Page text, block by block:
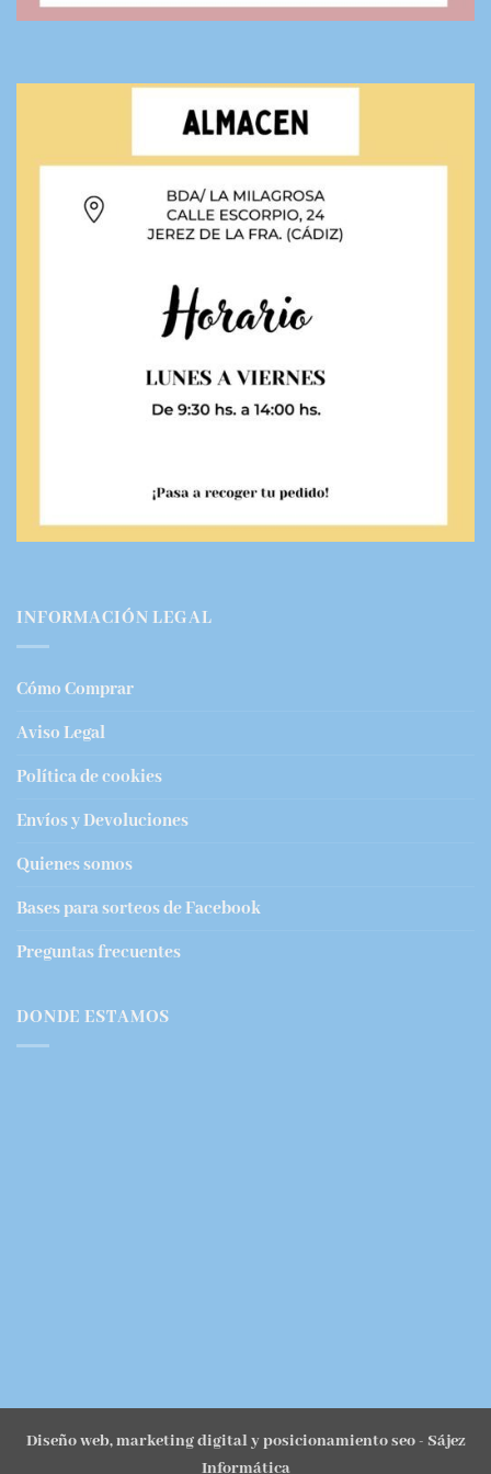
INFORMACIÓN LEGAL
Cómo Comprar
Aviso Legal
Política de cookies
Envíos y Devoluciones
Quienes somos
Bases para sorteos de Facebook
Preguntas frecuentes
DONDE ESTAMOS
Diseño web, marketing digital y posicionamiento seo- Sájez
Informática